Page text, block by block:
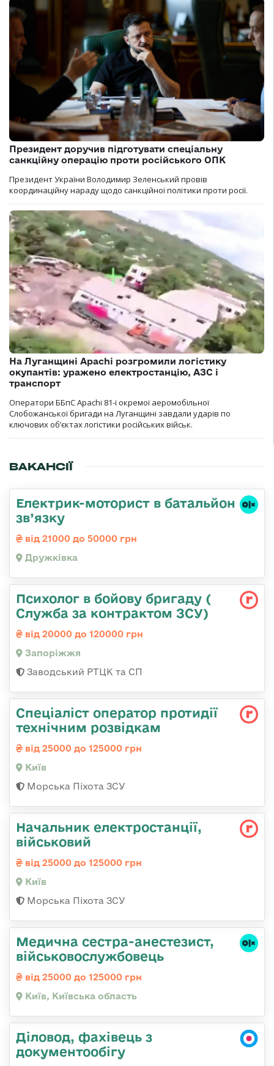
Президент доручив підготувати спеціальну
санкційну операцію проти російського ОПК
Президент України Володимир Зеленський провів
координаційну нараду щодо санкційної політики проти росії.
На Луганщині Apachi розгромили логістику
окупантів: уражено електростанцію, АЗС і
транспорт
Оператори ББпС Apachi 81-ї окремої аеромобільної
Слобожанської бригади на Луганщині завдали ударів по
ключових об’єктах логістики російських військ.
ВАКАНСІЇ
Електрик-моторист в батальйон
зв’язку
від 21000 до 50000 грн
Дружківка
Психолог в бойову бригаду (
Служба за контрактом ЗСУ)
від 20000 до 120000 грн
Запоріжжя
Заводський РТЦК та СП
Спеціаліст оператор протидії
технічним розвідкам
від 25000 до 125000 грн
Київ
Морська Піхота ЗСУ
Начальник електpостанції,
військовий
від 25000 до 125000 грн
Київ
Морська Піхота ЗСУ
Медична сестpа-анестезист,
військовослужбовець
від 25000 до 125000 грн
Київ, Київська область
Діловод, фахівець з
документообігу